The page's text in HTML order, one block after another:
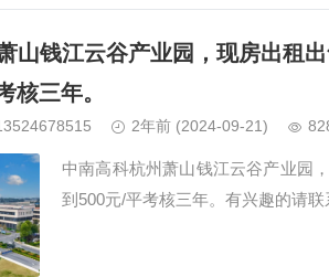
山钱江云谷产业园，现房出租
核三年。
2年前 (2024-09-21)
中南高科杭州萧山钱江云谷产业园
到500元/平考核三年。有兴趣的请